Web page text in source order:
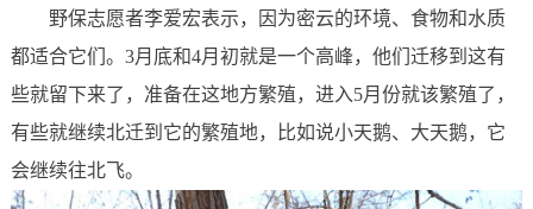
野保志愿者李爱宏表示，因为密云的环境、食物和水质
都适合它们。3月底和4月初就是一个高峰，他们迁移到这有
些就留下来了，准备在这地方繁殖，进入5月份就该繁殖了，
有些就继续北迁到它的繁殖地，比如说小天鹅、大天鹅，它
会继续往北飞。